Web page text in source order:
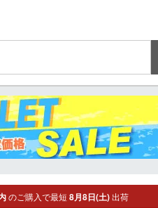
のご購入で最短 8月8日(土)出荷